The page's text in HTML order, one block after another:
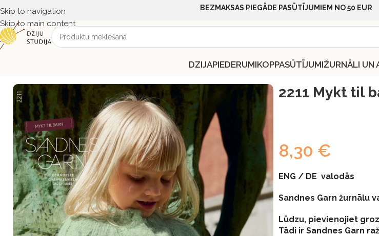
Skip to navigation
Skip to main content
BEZMAKSAS PIEGĀDE PASŪTĪJUMIEM NO 50 EUR
DZIJAPIEDERUMIKOPPASŪTĪJUMIŽURNĀLI UN
2211 Mykt til
8,30 €
ENG / DE valodās
Sandnes Garn žurnālu
Lūdzu, pievienojiet
Tādi ir Sandnes Garn